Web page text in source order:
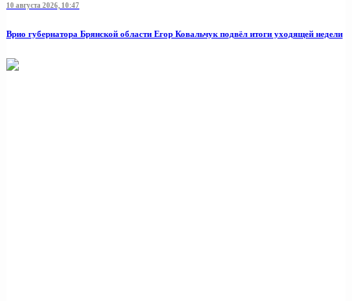
10 августа 2026, 10:47
Врио губернатора Брянской области Егор Ковальчук подвёл итоги уходящей недели